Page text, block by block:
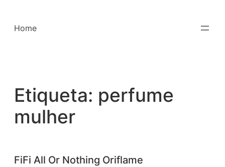
para
Home
Etiqueta: perfume
mulher
FiFi All Or Nothing Oriflame